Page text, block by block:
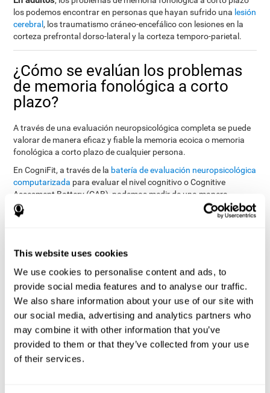
This website uses cookies
We use cookies to personalise content and ads, to
provide social media features and to analyse our traffic.
We also share information about your use of our site with
our social media, advertising and analytics partners who
may combine it with other information that you’ve
provided to them or that they’ve collected from your use
of their services.
los podemos encontrar en personas que hayan sufrido una lesión
cerebral , los traumatismo cráneo-encefálico con lesiones en la
corteza prefrontal dorso-lateral y la corteza temporo-parietal.
¿Cómo se evalúan los problemas
de memoria fonológica a corto
plazo?
A través de una evaluación neuropsicológica completa se puede
valorar de manera eficaz y fiable la memoria ecoica o memoria
fonológica a corto plazo de cualquier persona.
En CogniFit, a través de la batería de evaluación neuropsicológica
computarizada para evaluar el nivel cognitivo o Cognitive
Assesment Battery (CAB), podemos medir de una manera
precisa el nivel cognitivo general, y concretamente, disponemos
de una serie de pruebas cognitivas para
evaluar la memoria
La batería de tareas utilizadas para evaluar la memoria
una de las pruebas clásicas llamadaRey Auditory Verbal
Learning Test (RAVLT) of Rey (1964). Lastareas que miden
la memoria fonológica a corto plazo tratan de ajustar la
capacidad de la persona para interpretar los estímulos auditivos
procedentes del medio. En esta tarea interviene el proceso de
extracción del significado de dicha información y seguidamente
la capacidad para comprender el mensaje para finalmente
realizar la acción memorística correspondiente.